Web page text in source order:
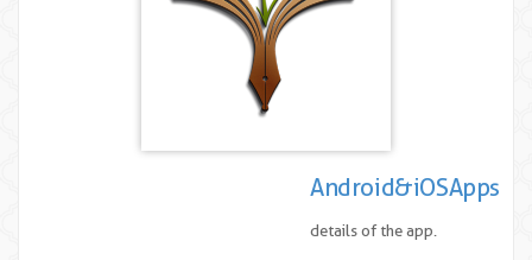
Android&iOSApps
details of the app.